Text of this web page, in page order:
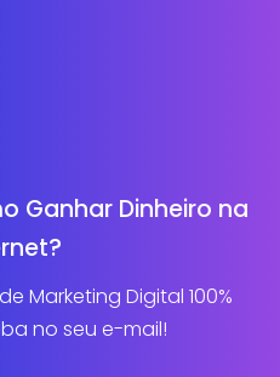
Ganhar Dinheiro na
Marketing Digital 100%
no seu e-mail!